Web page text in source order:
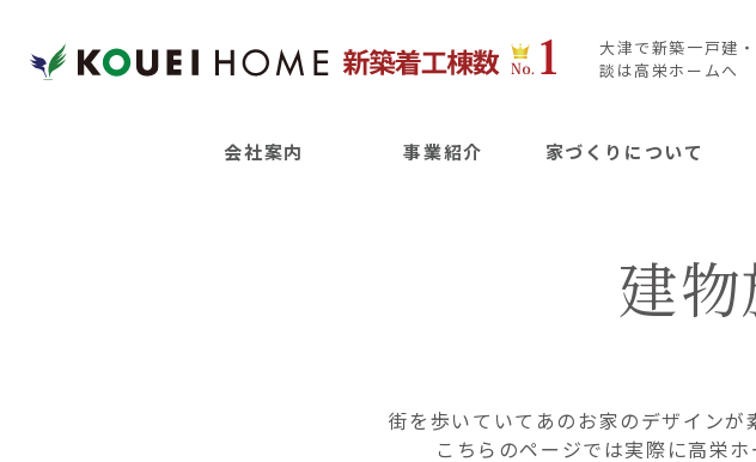
大津で新築一戸建
談は高栄ホームへ
会社案内 事業紹介 家づくりについて
建
街を歩いていてあのお家のデザイン
こちらのページでは実際に高栄